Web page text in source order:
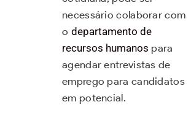
necessário colaborar com
o departamento de
recursos humanos para
agendar entrevistas de
emprego para candidatos
em potencial.